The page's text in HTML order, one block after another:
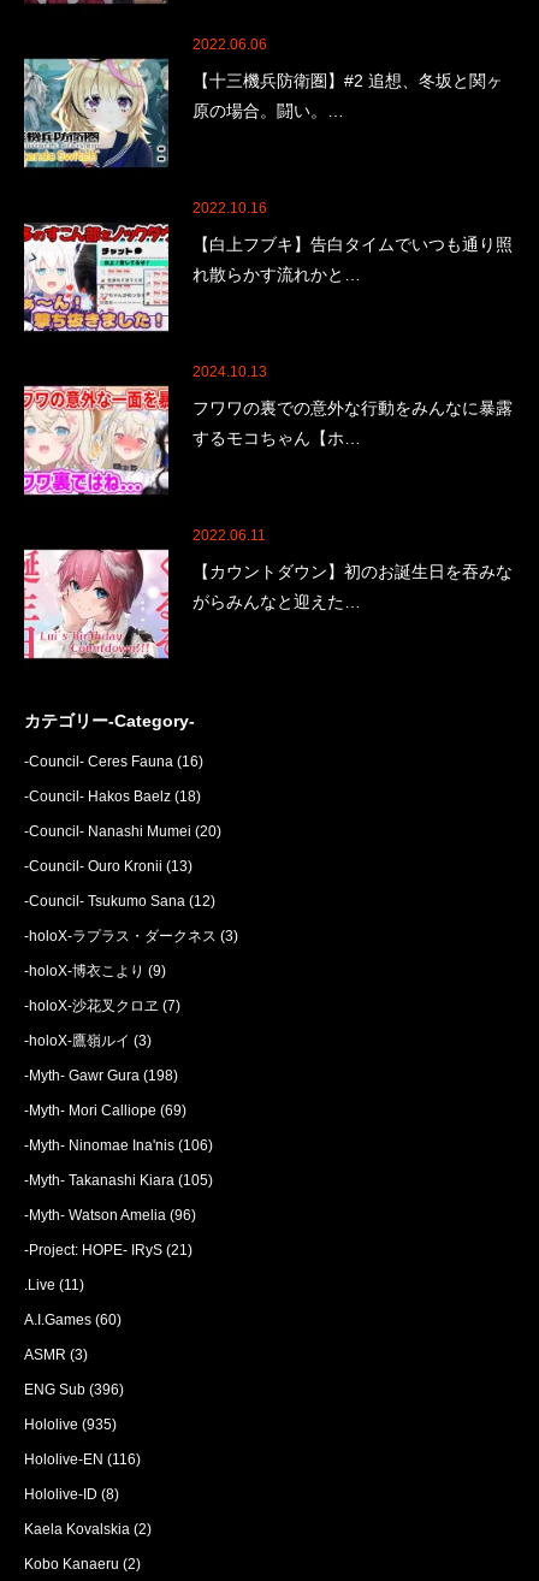
2022.06.06
【十三機兵防衛圏】#2 追想、冬坂と関ヶ
原の場合。闘い。…
2022.10.16
【白上フブキ】告白タイムでいつも通り照
れ散らかす流れかと…
2024.10.13
フワワの裏での意外な行動をみんなに暴露
するモコちゃん【ホ…
2022.06.11
【カウントダウン】初のお誕生日を吞みな
がらみんなと迎えた…
カテゴリー-Category-
-Council- Ceres Fauna (16)
-Council- Hakos Baelz (18)
-Council- Nanashi Mumei (20)
-Council- Ouro Kronii (13)
-Council- Tsukumo Sana (12)
-holoX-ラプラス・ダークネス (3)
-holoX-博衣こより (9)
-holoX-沙花叉クロヱ (7)
-holoX-鷹嶺ルイ (3)
-Myth- Gawr Gura (198)
-Myth- Mori Calliope (69)
-Myth- Ninomae Ina'nis (106)
-Myth- Takanashi Kiara (105)
-Myth- Watson Amelia (96)
-Project: HOPE- IRyS (21)
.Live (11)
A.I.Games (60)
ASMR (3)
ENG Sub (396)
Hololive (935)
Hololive-EN (116)
Hololive-ID (8)
Kaela Kovalskia (2)
Kobo Kanaeru (2)